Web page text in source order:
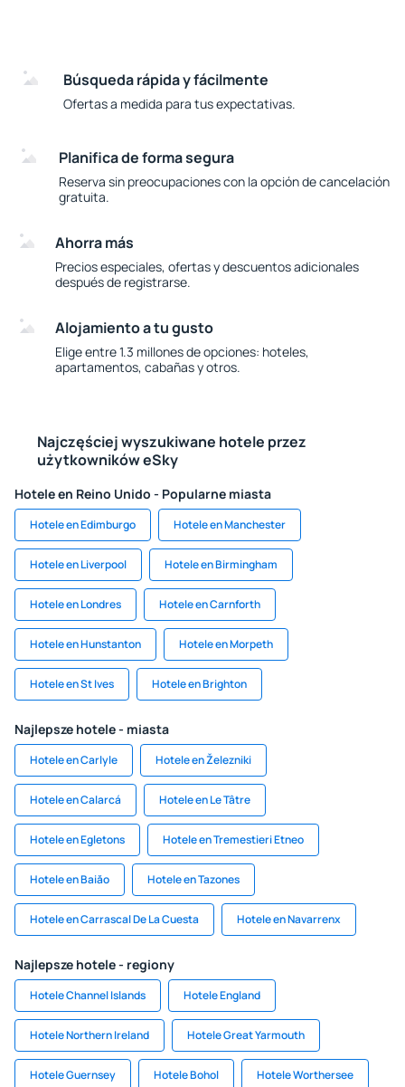
Búsqueda rápida y fácilmente
Ofertas a medida para tus expectativas.
Planifica de forma segura
Reserva sin preocupaciones con la opción de cancelación
gratuita.
Ahorra más
Precios especiales, ofertas y descuentos adicionales
después de registrarse.
Alojamiento a tu gusto
Elige entre 1.3 millones de opciones: hoteles,
apartamentos, cabañas y otros.
Najczęściej wyszukiwane hotele przez
użytkowników eSky
Hotele en Reino Unido - Popularne miasta
Hotele en Edimburgo Hotele en Manchester
Hotele en Liverpool Hotele en Birmingham
Hotele en Londres Hotele en Carnforth
Hotele en Hunstanton Hotele en Morpeth
Hotele en St Ives Hotele en Brighton
Najlepsze hotele - miasta
Hotele en Carlyle Hotele en Železniki
Hotele en Calarcá Hotele en Le Tâtre
Hotele en Egletons Hotele en Tremestieri Etneo
Hotele en Baiăo Hotele en Tazones
Hotele en Carrascal De La Cuesta Hotele en Navarrenx
Najlepsze hotele - regiony
Hotele Channel Islands Hotele England
Hotele Northern Ireland Hotele Great Yarmouth
Hotele Guernsey Hotele Bohol Hotele Worthersee